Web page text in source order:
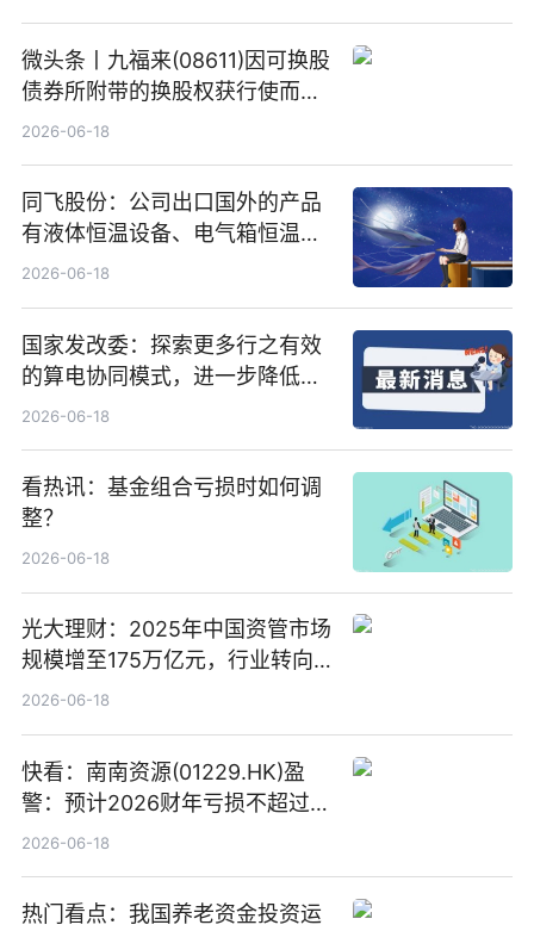
微头条丨九福来(08611)因可换股
债券所附带的换股权获行使而发
行5200万股
2026-06-18
同飞股份：公司出口国外的产品
有液体恒温设备、电气箱恒温装
置、纯水冷却单元和特种换热器
2026-06-18
国家发改委：探索更多行之有效
的算电协同模式，进一步降低网
络传输时延_最资讯
2026-06-18
看热讯：基金组合亏损时如何调
整？
2026-06-18
光大理财：2025年中国资管市场
规模增至175万亿元，行业转向
“量质并重”
2026-06-18
快看：南南资源(01229.HK)盈
警：预计2026财年亏损不超过
1000万港元
2026-06-18
热门看点：我国养老资金投资运